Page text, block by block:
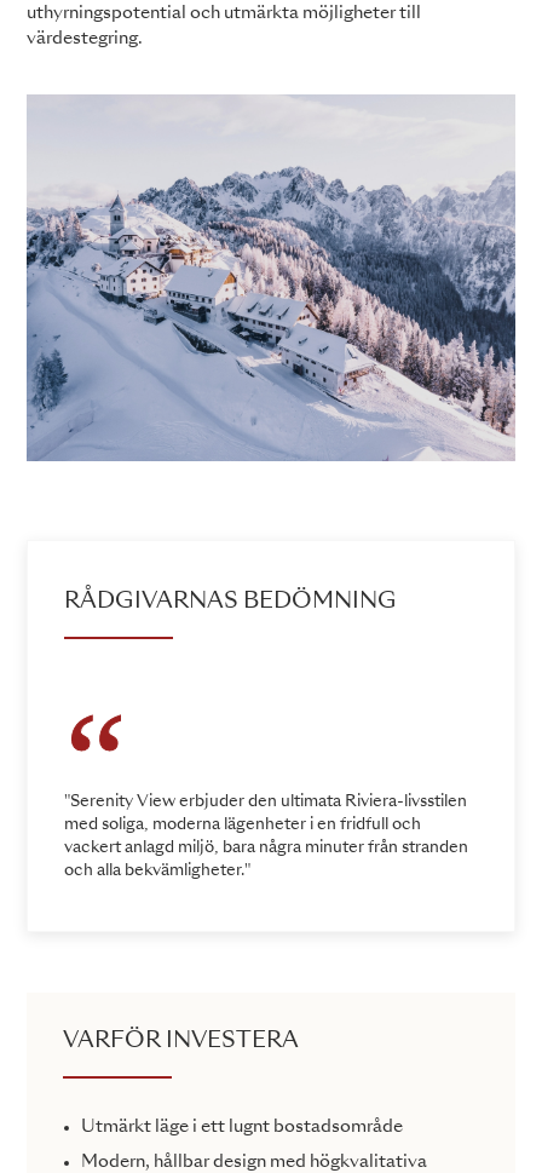
uthyrningspotential och utmärkta möjligheter till
värdestegring.
RÅDGIVARNAS BEDÖMNING
"Serenity View erbjuder den ultimata Riviera-livsstilen
med soliga, moderna lägenheter i en fridfull och
vackert anlagd miljö, bara några minuter från stranden
och alla bekvämligheter."
VARFÖR INVESTERA
Utmärkt läge i ett lugnt bostadsområde
Modern, hållbar design med högkvalitativa